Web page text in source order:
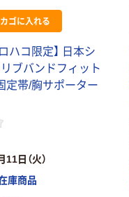
カゴに入れる
ハコ限定】 日本シ
ブバンドフィット
定帯/胸サポーター
11日（火）
庫商品